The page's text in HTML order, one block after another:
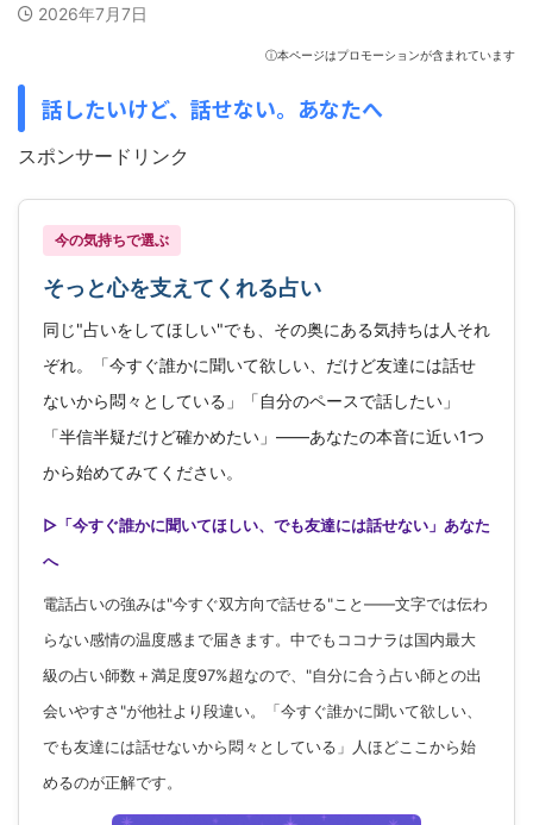
2026年7月7日
ⓘ本ページはプロモーションが含まれています
話したいけど、話せない。あなたへ
スポンサードリンク
今の気持ちで選ぶ
そっと心を支えてくれる占い
同じ"占いをしてほしい"でも、その奥にある気持ちは人それ
ぞれ。「今すぐ誰かに聞いて欲しい、だけど友達には話せ
ないから悶々としている」「自分のペースで話したい」
「半信半疑だけど確かめたい」——あなたの本音に近い1つ
から始めてみてください。
▷「今すぐ誰かに聞いてほしい、でも友達には話せない」あなた
へ
電話占いの強みは"今すぐ双方向で話せる"こと——文字では伝わ
らない感情の温度感まで届きます。中でもココナラは国内最大
級の占い師数＋満足度97%超なので、"自分に合う占い師との出
会いやすさ"が他社より段違い。「今すぐ誰かに聞いて欲しい、
でも友達には話せないから悶々としている」人ほどここから始
めるのが正解です。